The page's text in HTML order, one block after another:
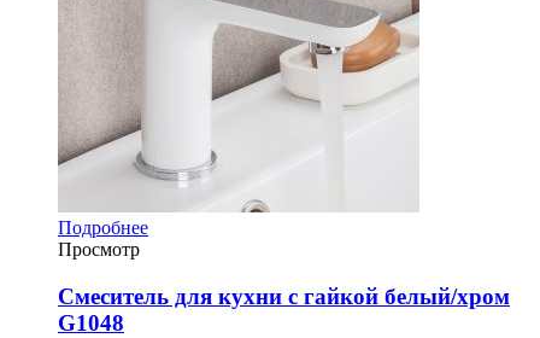
Подробнее
Просмотр
Смеситель для кухни с гайкой белый/хром
G1048